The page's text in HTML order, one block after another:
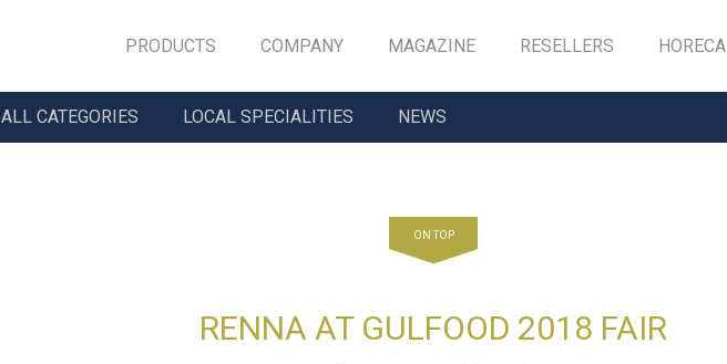
PRODUCTS COMPANY MAGAZINE RESELLERS HORECA
ALL CATEGORIES LOCAL SPECIALITIES NEWS
ON TOP
RENNA AT GULFOOD 2018 FAIR